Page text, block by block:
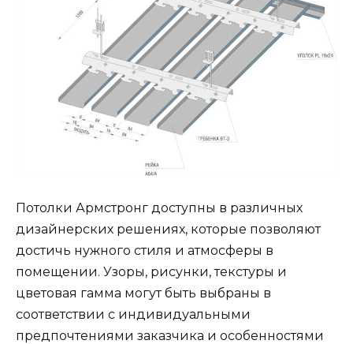
Потолки Армстронг доступны в различных
дизайнерских решениях, которые позволяют
достичь нужного стиля и атмосферы в
помещении. Узоры, рисунки, текстуры и
цветовая гамма могут быть выбраны в
соответствии с индивидуальными
предпочтениями заказчика и особенностями